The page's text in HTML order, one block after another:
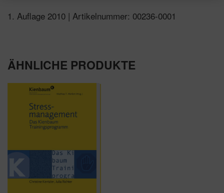
1. Auflage 2010 | Artikelnummer: 00236-0001
ÄHNLICHE PRODUKTE